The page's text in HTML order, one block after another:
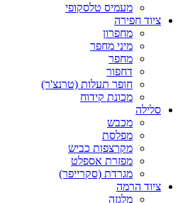
מעמיס טלסקופי
ציוד חפירה
מחפרון
מיני מחפר
מחפר
דחפור
חופר תעלות (טרנצ'ר)
מכונת קידוח
סלילה
מכבש
מפלסת
מקרצפות כביש
מפזרת אספלט
מגרדת (סקרייפר)
ציוד הרמה
מלגזה